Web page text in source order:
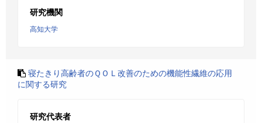
研究機関
高知大学
寝たきり高齢者のＱＯＬ改善のための機能性繊維の応用
に関する研究
研究代表者